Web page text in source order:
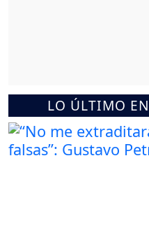
LO ÚLTIMO